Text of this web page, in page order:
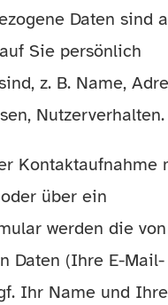
Daten sind
Sie persönlich
z. B. Name,
Nutzerverhalten.
Kontaktaufnahme
über ein
werden die
Daten (Ihre E-Mail-
Ihr Name und Ihre